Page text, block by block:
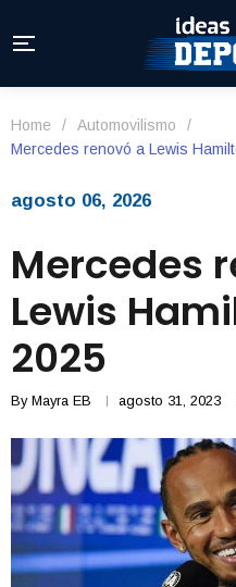
Home / Automovilismo
/
Mercedes renovó a Lewis
agosto 06, 2026
Mercedes
Lewis
2025
By Mayra EB agosto 31, 2023